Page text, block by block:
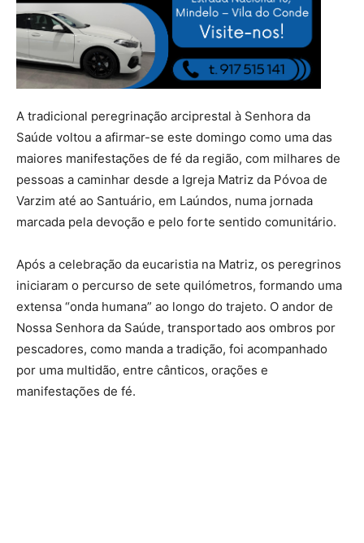
A tradicional peregrinação arciprestal à Senhora da
Saúde voltou a afirmar-se este domingo como uma das
maiores manifestações de fé da região, com milhares de
pessoas a caminhar desde a Igreja Matriz da Póvoa de
Varzim até ao Santuário, em Laúndos, numa jornada
marcada pela devoção e pelo forte sentido comunitário.
Após a celebração da eucaristia na Matriz, os peregrinos
iniciaram o percurso de sete quilómetros, formando uma
extensa “onda humana” ao longo do trajeto. O andor de
Nossa Senhora da Saúde, transportado aos ombros por
pescadores, como manda a tradição, foi acompanhado
por uma multidão, entre cânticos, orações e
manifestações de fé.